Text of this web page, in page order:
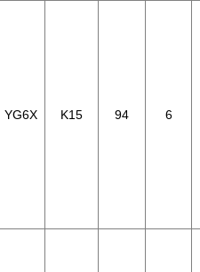
YG6X K15 94 6